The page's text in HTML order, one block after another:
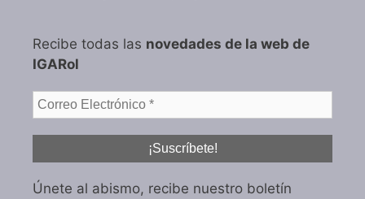
Recibe todas las novedades de la web de
IGARol
Únete al abismo, recibe nuestro boletín